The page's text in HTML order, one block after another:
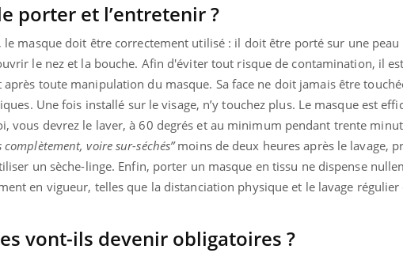
porter et l’entretenir ?
le masque doit être correctement utilisé : il doit être porté sur une peau
le nez et la bouche. Afin d'éviter tout risque de contamination, il
après toute manipulation du masque. Sa face ne doit jamais être
Une fois installé sur le visage, n’y touchez plus. Le masque est
vous devrez le laver, à 60 degrés et au minimum pendant trente
voire sur-séchés”moins de deux heures après le lavage,
un sèche-linge. Enfin, porter un masque en tissu ne dispense
en vigueur, telles que la distanciation physique et le lavage régulier
vont-ils devenir obligatoires ?